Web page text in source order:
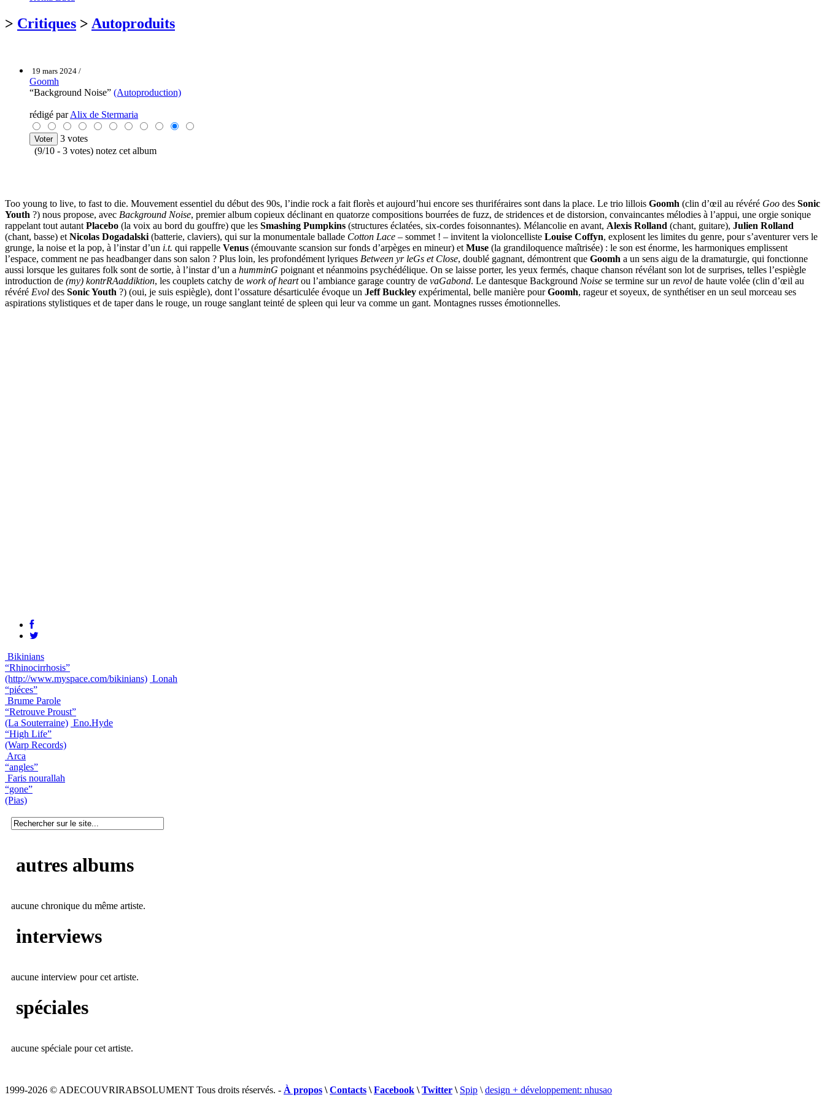
> Critiques > Autoproduits
19 mars 2024 /
Goomh
“Background Noise” (Autoproduction)
rédigé parAlix de Stermaria
3 votes
(9/10 - 3 votes) notez cet album
Too young to live, to fast to die. Mouvement essentiel du début des 90s, l’indie rock a fait florès et aujourd’hui encore ses thuriféraires sont dans la place. Le trio lillois Goomh (clin d’œil au révéré Goo des Sonic
Youth ?) nous propose, avec Background Noise, premier album copieux déclinant en quatorze compositions bourrées de fuzz, de stridences et de distorsion, convaincantes mélodies à l’appui, une orgie sonique
rappelant tout autant Placebo (la voix au bord du gouffre) que les Smashing Pumpkins (structures éclatées, six-cordes foisonnantes). Mélancolie en avant, Alexis Rolland (chant, guitare), Julien Rolland
(chant, basse) et Nicolas Dogadalski (batterie, claviers), qui sur la monumentale ballade Cotton Lace – sommet ! – invitent la violoncelliste Louise Coffyn, explosent les limites du genre, pour s’aventurer vers le
grunge, la noise et la pop, à l’instar d’un i.t. qui rappelle Venus (émouvante scansion sur fonds d’arpèges en mineur) et Muse (la grandiloquence maîtrisée) : le son est énorme, les harmoniques emplissent
l’espace, comment ne pas headbanger dans son salon ? Plus loin, les profondément lyriques Between yr leGs et Close, doublé gagnant, démontrent que Goomh a un sens aigu de la dramaturgie, qui fonctionne
aussi lorsque les guitares folk sont de sortie, à l’instar d’un a humminG poignant et néanmoins psychédélique. On se laisse porter, les yeux fermés, chaque chanson révélant son lot de surprises, telles l’espiègle
introduction de (my) kontrRAaddiktion, les couplets catchy de work of heartou l’ambiance garage country de vaGabond. Le dantesque Background Noise se termine sur un revol de haute volée (clin d’œil au
révéré Evol des Sonic Youth ?) (oui, je suis espiègle), dont l’ossature désarticulée évoque un Jeff Buckley expérimental, belle manière pourGoomh, rageur et soyeux, de synthétiser en un seul morceau ses
aspirations stylistiques et de taper dans le rouge, un rouge sanglant teinté de spleen qui leur va comme un gant. Montagnes russes émotionnelles.
Bikinians
“Rhinocirrhosis”
(http://www.myspace.com/bikinians) Lonah
“piéces”
Brume Parole
“Retrouve Proust”
(La Souterraine) Eno.Hyde
“High Life”
(Warp Records)
Arca
“angles”
Faris nourallah
“gone”
(Pias)
autres albums
aucune chronique du même artiste.
interviews
aucune interview pour cet artiste.
spéciales
aucune spéciale pour cet artiste.
1999-2026 © ADECOUVRIRABSOLUMENT Tous droits réservés. - À propos \Contacts \Facebook \Twitter \ Spip \ design + développement: nhusao